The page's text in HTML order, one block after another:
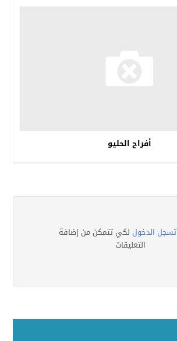
أفراح الحليو
تسجل الدخول لكي تتمكن من إضافة
التعليقات